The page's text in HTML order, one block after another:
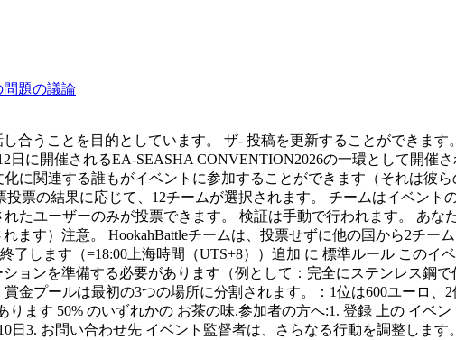
問題の議論
合うことを目的としています。 ザ- 投稿を更新することができま
日に開催されるEA-SEASHA CONVENTION2026の一環として開催
化に関連する誰もがイベントに参加することができます（それは彼
票の結果に応じて、12チームが選択されます。 チームはイベント
れたユーザーのみが投票できます。 検証は手動で行われます。 あ
ます）注意。 HookahBattleチームは、投票せずに他の国から2チー
了します（=18:00上海時間（UTS+8））追加 に 標準ルール このイ
ョンを準備する必要があります（例として：完全にステンレス鋼
金プールは最初の3つの場所に分割されます。：1位は600ユーロ、
ります 50% のいずれかの お茶の味.参加者の方へ:1. 登録 上の イベ
3. お問い合わせ先 イベント監督者は、さらなる行動を調整します